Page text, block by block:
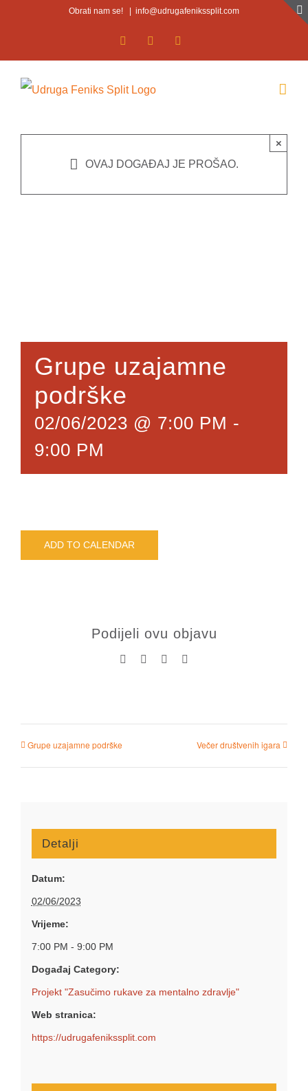
content
Obrati nam se! info@udrugafenikssplit.com
FacebookFacebook
OVAJ DOGAĐAJ JE PROŠAO.
×
Grupe uzajamne
podrške
02/06/2023 @ 7:00 PM -
9:00 PM
ADD TO CALENDAR
Podijeli ovu objavu
Facebook LinkedIn
Grupe uzajamne podrške Večer društvenih igara
Detalji
Datum:
02/06/2023
Vrijeme:
7:00 PM - 9:00 PM
Događaj Category:
Projekt "Zasučimo rukave za mentalno zdravlje"
Web stranica:
https://udrugafenikssplit.com